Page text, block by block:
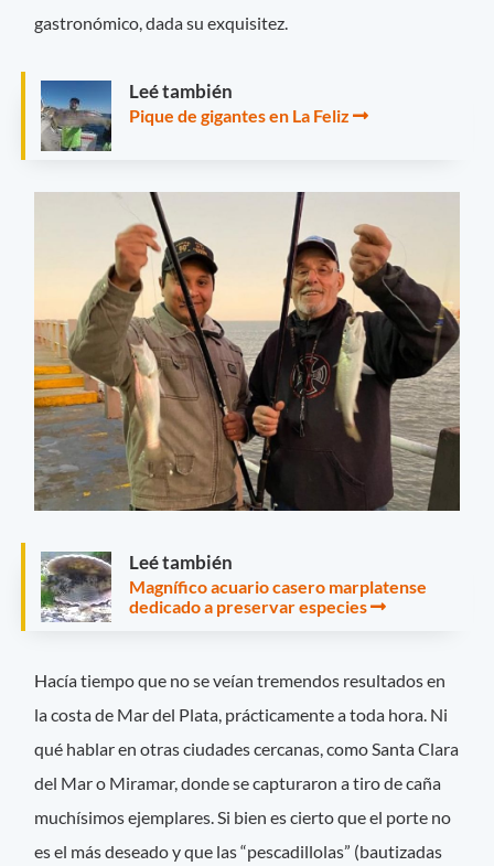
gastronómico, dada su exquisitez.
Leé también
Pique de gigantes en La Feliz
Leé también
Magnífico acuario casero marplatense
dedicado a preservar especies
Hacía tiempo que no se veían tremendos resultados en
la costa de Mar del Plata, prácticamente a toda hora. Ni
qué hablar en otras ciudades cercanas, como Santa Clara
del Mar o Miramar, donde se capturaron a tiro de caña
muchísimos ejemplares. Si bien es cierto que el porte no
es el más deseado y que las “pescadillolas” (bautizadas